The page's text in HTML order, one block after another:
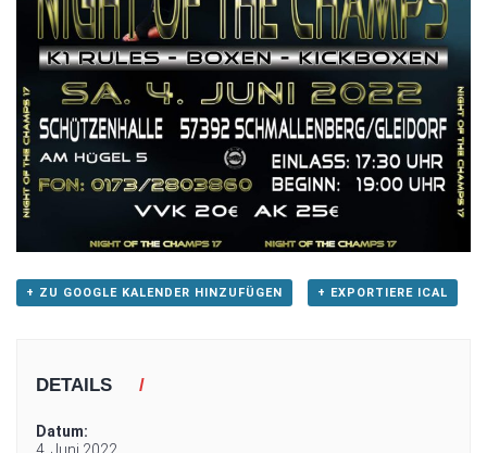
+ ZU GOOGLE KALENDER HINZUFÜGEN + EXPORTIERE ICAL
DETAILS
Datum: